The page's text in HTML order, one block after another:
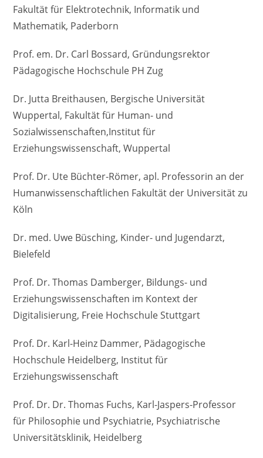
Fakultät für Elektrotechnik, Informatik und
Mathematik, Paderborn
Prof. em. Dr. Carl Bossard, Gründungsrektor
Pädagogische Hochschule PH Zug
Dr. Jutta Breithausen, Bergische Universität
Wuppertal, Fakultät für Human- und
Sozialwissenschaften,Institut für
Erziehungswissenschaft, Wuppertal
Prof. Dr. Ute Büchter-Römer, apl. Professorin an der
Humanwissenschaftlichen Fakultät der Universität zu
Köln
Dr. med. Uwe Büsching, Kinder- und Jugendarzt,
Bielefeld
Prof. Dr. Thomas Damberger, Bildungs- und
Erziehungswissenschaften im Kontext der
Digitalisierung, Freie Hochschule Stuttgart
Prof. Dr. Karl-Heinz Dammer, Pädagogische
Hochschule Heidelberg, Institut für
Erziehungswissenschaft
Prof. Dr. Dr. Thomas Fuchs, Karl-Jaspers-Professor
für Philosophie und Psychiatrie, Psychiatrische
Universitätsklinik, Heidelberg